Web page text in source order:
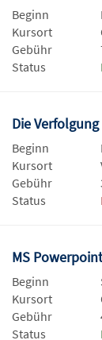
Beginn
Kursort
Gebühr
Status
Die
Beginn
Kursort
Gebühr
Status
MS
Beginn
Kursort
Gebühr
Status